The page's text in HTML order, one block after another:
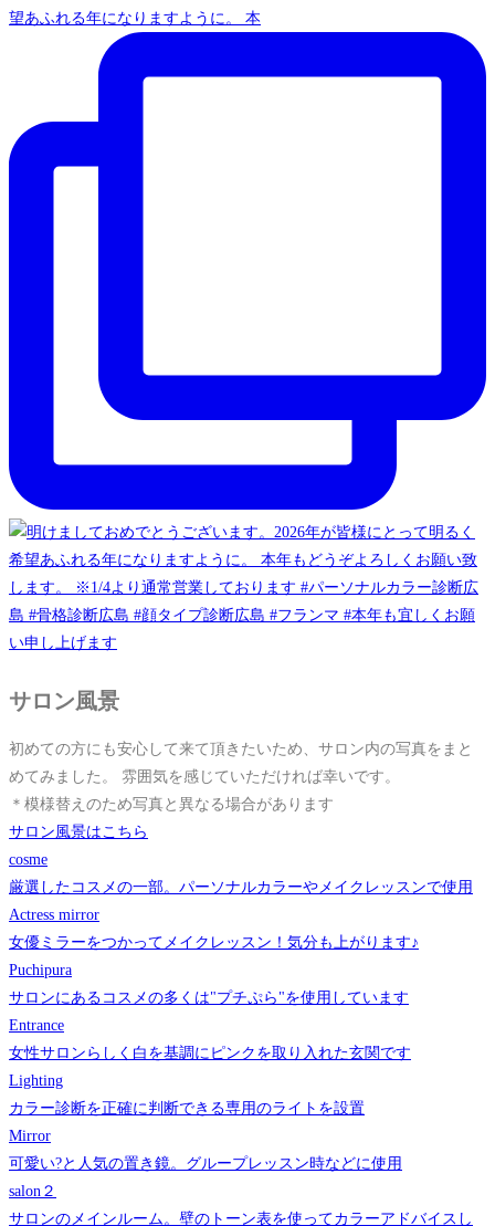
望あふれる年になりますように。 本
サロン風景
初めての方にも安心して来て頂きたいため、サロン内の写真をまと
めてみました。 雰囲気を感じていただければ幸いです。
＊模様替えのため写真と異なる場合があります
サロン風景はこちら
cosme
厳選したコスメの一部。パーソナルカラーやメイクレッスンで使用
Actress mirror
女優ミラーをつかってメイクレッスン！気分も上がります♪
Puchipura
サロンにあるコスメの多くは"プチぷら"を使用しています
Entrance
女性サロンらしく白を基調にピンクを取り入れた玄関です
Lighting
カラー診断を正確に判断できる専用のライトを設置
Mirror
可愛い?と人気の置き鏡。グループレッスン時などに使用
salon２
サロンのメインルーム。壁のトーン表を使ってカラーアドバイスし